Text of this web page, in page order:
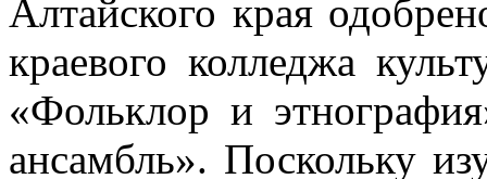
Алтайского края
краевого колледжа
«Фольклор и
ансамбль». Поскольку